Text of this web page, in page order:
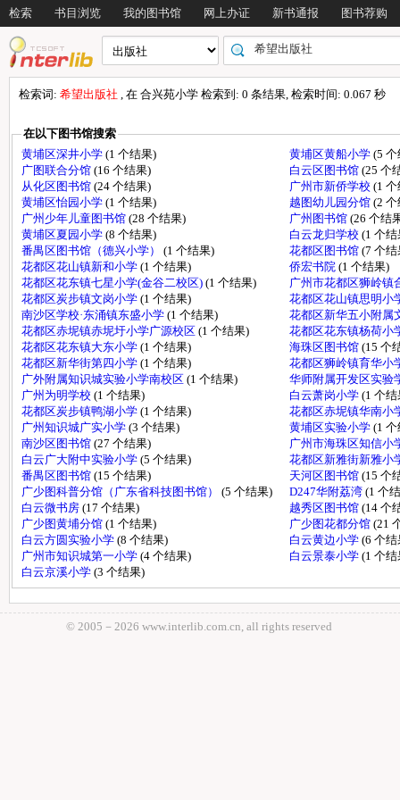
检索 书目浏览 我的图书馆 网上办证 新书通报 图书荐购
检索词: 希望出版社 , 在 合兴苑小学 检索到: 0 条结果, 检索时间: 0.067 秒
在以下图书馆搜索
黄埔区深井小学 (1 个结果) 黄埔区黄船小学 (5
广图联合分馆 (16 个结果) 白云区图书馆 (25 个
从化区图书馆 (24 个结果) 广州市新侨学校 (1
黄埔区怡园小学 (1 个结果) 越图幼儿园分馆 (2
广州少年儿童图书馆 (28 个结果) 广州图书馆 (26 个结
黄埔区夏园小学 (8 个结果) 白云龙归学校 (1 个结
番禺区图书馆（德兴小学） (1 个结果) 花都区图书馆 (7 个结
花都区花山镇新和小学 (1 个结果) 侨宏书院 (1 个结果)
花都区花东镇七星小学(金谷二校区) (1 个结果)
广州市花都区狮岭镇
花都区炭步镇文岗小学 (1 个结果)
花都区花山镇思明小
南沙区学校·东涌镇东盛小学 (1 个结果)
花都区新华五小附属
花都区赤坭镇赤坭圩小学广源校区 (1 个结果)
花都区花东镇杨荷小
花都区花东镇大东小学 (1 个结果) 海珠区图书馆 (15 个
花都区新华街第四小学 (1 个结果)
花都区狮岭镇育华小
广外附属知识城实验小学南校区 (1 个结果)
华师附属开发区实验
广州为明学校 (1 个结果) 白云萧岗小学 (1 个结
花都区炭步镇鸭湖小学 (1 个结果)
花都区赤坭镇华南小
广州知识城广实小学 (3 个结果) 黄埔区实验小学 (1
南沙区图书馆 (27 个结果)
广州市海珠区知信小
白云广大附中实验小学 (5 个结果)
花都区新雅街新雅小
番禺区图书馆 (15 个结果) 天河区图书馆 (15 个
广少图科普分馆（广东省科技图书馆） (5 个结果) D247华附荔湾 (1 个
白云微书房 (17 个结果) 越秀区图书馆 (14 个
广少图黄埔分馆 (1 个结果) 广少图花都分馆 (21
白云方圆实验小学 (8 个结果) 白云黄边小学 (6 个结
广州市知识城第一小学 (4 个结果) 白云景泰小学 (1 个结
白云京溪小学 (3 个结果)
© 2005－ 2026 www.interlib.com.cn, all rights reserved